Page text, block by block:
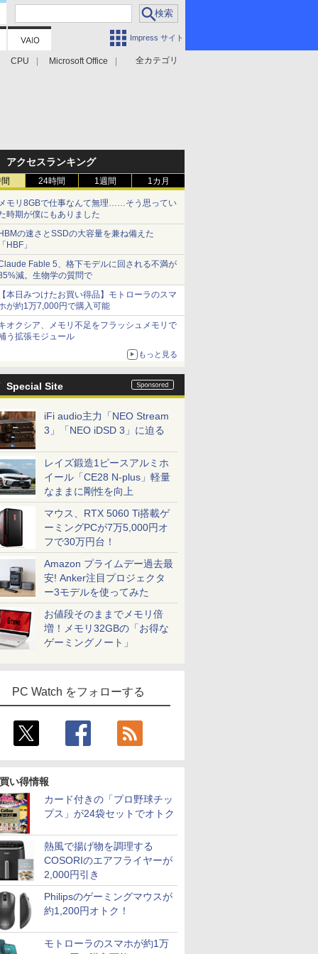
Impress サイト
全カテゴリ
CPU Microsoft Office
アクセスランキング
24時間 1週間 1カ月
モリ8GBで仕事なんて無理……そう思ってい
時期が僕にもありました
の速さとSSDの大容量を兼ね備えた
HBF」
Fable 5、格下モデルに回される不満が
減。生物学の質問で
本日みつけたお買い得品】モトローラのスマ
が約1万7,000円で購入可能
オクシア、メモリ不足をフラッシュメモリで
う拡張モジュール
もっと見る
Special Site
iFi audio主力「NEO Stream
3」「NEO iDSD 3」に迫る
レイズ鍛造1ピースアルミホ
イール「CE28 N-plus」軽量
なままに剛性を向上
マウス、RTX 5060 Ti搭載ゲ
ーミングPCが7万5,000円オ
フで30万円台！
Amazon プライムデー過去最
安! Anker注目プロジェクタ
ー3モデルを使ってみた
お値段そのままでメモリ倍
増！メモリ32GBの「お得な
ゲーミングノート」
PC Watch をフォローする
い得情報
カード付きの「プロ野球チッ
プス」が24袋セットでオトク
熱風で揚げ物を調理する
COSORIのエアフライヤーが
2,000円引き
Philipsのゲーミングマウスが
約1,200円オトク！
モトローラのスマホが約1万